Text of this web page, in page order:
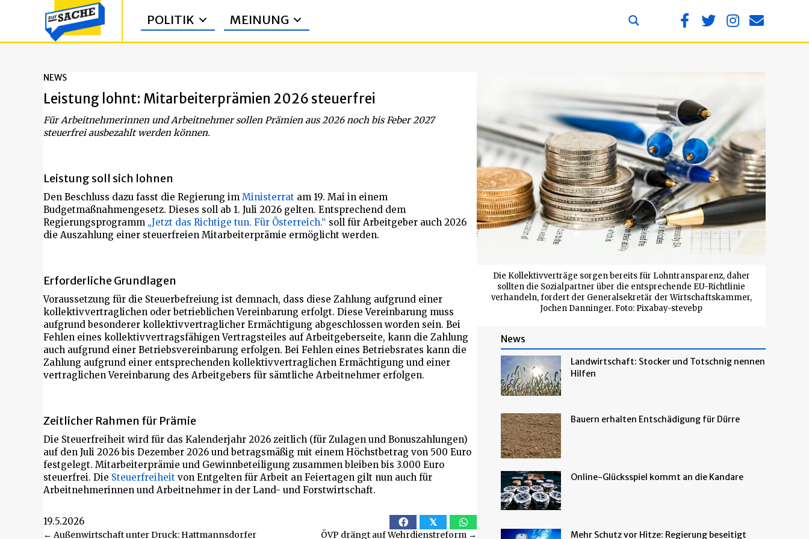
POLITIK MEINUNG
NEWS
Leistung lohnt: Mitarbeiterprämien 2026 steuerfrei
Für Arbeitnehmerinnen und Arbeitnehmer sollen Prämien aus 2026 noch bis Feber 2027
steuerfrei ausbezahlt werden können.
Leistung soll sich lohnen
Den Beschluss dazu fasst die Regierung im Ministerrat am 19. Mai in einem
Budgetmaßnahmengesetz. Dieses soll ab 1. Juli 2026 gelten. Entsprechend dem
Regierungsprogramm „Jetzt das Richtige tun. Für Österreich.“ soll für Arbeitgeber auch 2026
die Auszahlung einer steuerfreien Mitarbeiterprämie ermöglicht werden.
Erforderliche Grundlagen
Voraussetzung für die Steuerbefreiung ist demnach, dass diese Zahlung aufgrund einer
kollektivvertraglichen oder betrieblichen Vereinbarung erfolgt. Diese Vereinbarung muss
aufgrund besonderer kollektivvertraglicher Ermächtigung abgeschlossen worden sein. Bei
Fehlen eines kollektivvertragsfähigen Vertragsteiles auf Arbeitgeberseite, kann die Zahlung
auch aufgrund einer Betriebsvereinbarung erfolgen. Bei Fehlen eines Betriebsrates kann die
Zahlung aufgrund einer entsprechenden kollektivvertraglichen Ermächtigung und einer
vertraglichen Vereinbarung des Arbeitgebers für sämtliche Arbeitnehmer erfolgen.
Zeitlicher Rahmen für Prämie
Die Steuerfreiheit wird für das Kalenderjahr 2026 zeitlich (für Zulagen und Bonuszahlungen)
auf den Juli 2026 bis Dezember 2026 und betragsmäßig mit einem Höchstbetrag von 500 Euro
festgelegt. Mitarbeiterprämie und Gewinnbeteiligung zusammen bleiben bis 3.000 Euro
steuerfrei. Die Steuerfreiheit von Entgelten für Arbeit an Feiertagen gilt nun auch für
Arbeitnehmerinnen und Arbeitnehmer in der Land- und Forstwirtschaft.
19.5.2026 𝕏
← Außenwirtschaft unter Druck: Hattmannsdorfer ÖVP drängt auf Wehrdienstreform →
Die Kollektivverträge sorgen bereits für Lohntransparenz, daher
sollten die Sozialpartner über die entsprechende EU-Richtlinie
verhandeln, fordert der Generalsekretär der Wirtschaftskammer,
Jochen Danninger. Foto: Pixabay-stevebp
News
Landwirtschaft: Stocker und Totschnig nennen
Hilfen
Bauern erhalten Entschädigung für Dürre
Online-Glücksspiel kommt an die Kandare
Mehr Schutz vor Hitze: Regierung beseitigt